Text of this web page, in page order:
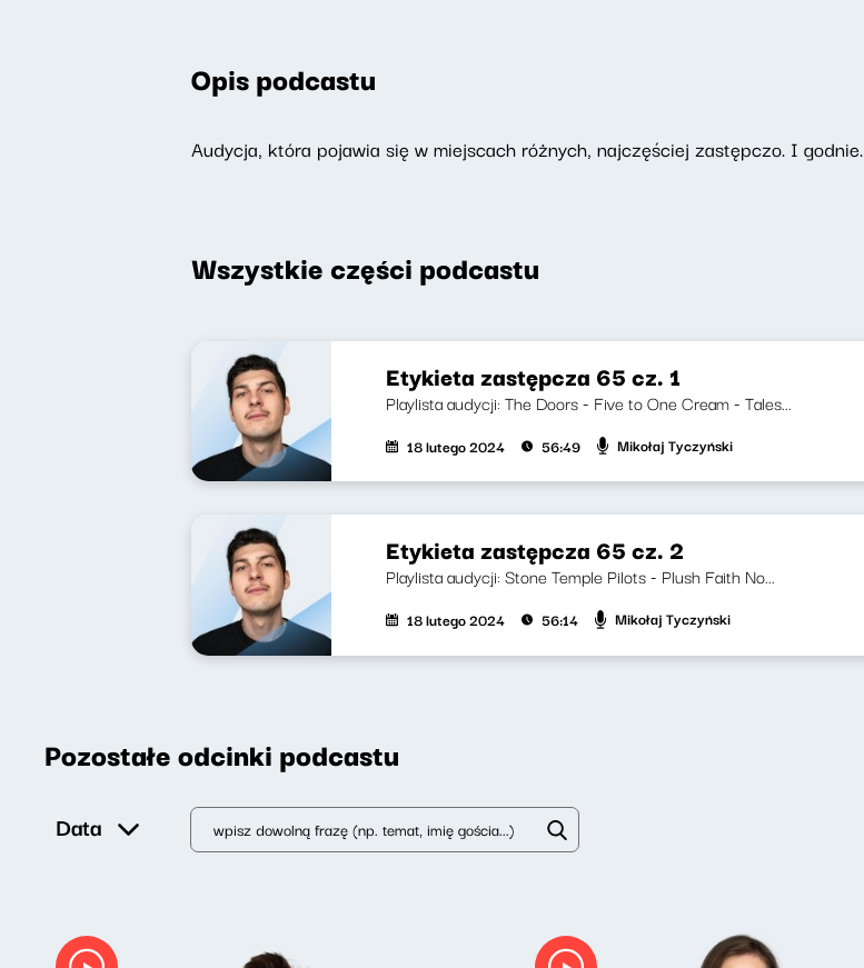
Opis podcastu
Audycja, która pojawia się w miejscach różnych, najczęściej zastępczo. I godnie.
Wszystkie części podcastu
Etykieta zastępcza 65 cz. 1
Playlista audycji: The Doors - Five to One Cream - Tales...
18 lutego 2024 56:49 Mikołaj Tyczyński
Etykieta zastępcza 65 cz. 2
Playlista audycji: Stone Temple Pilots - Plush Faith No...
18 lutego 2024 56:14 Mikołaj Tyczyński
Pozostałe odcinki podcastu
Data